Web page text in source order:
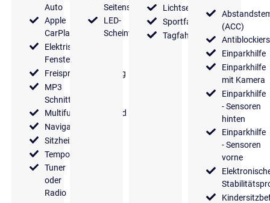
Auto
Apple
CarPlay
Elektrische
Fensterheber
Freisprecheinrichtung
MP3
Schnittstelle
Multifunktionslenkrad
Navigationssystem
Sitzheizung
Tempomat
Tuner
oder
Radio
Seitenspiegel
LED-
Scheinwerfer
Lichtsensor
Sportfahrwerk
Tagfahrlicht
(ACC)
Einparkhilfe
Einparkhilfe
mit Kamera
Einparkhilfe
- Sensoren
hinten
Einparkhilfe
- Sensoren
vorne